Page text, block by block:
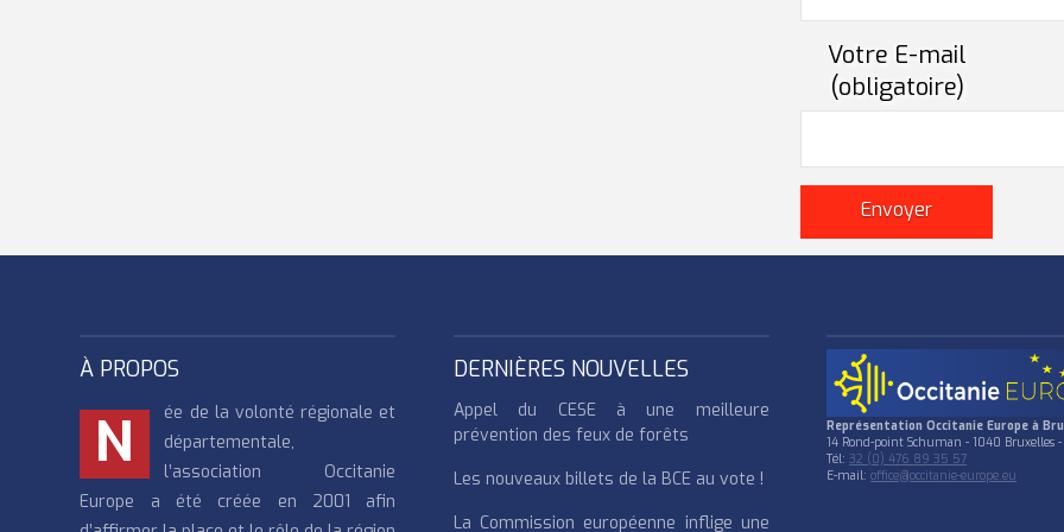
Votre E-mail
(obligatoire)
À PROPOS
N
ée de la volonté régionale et
départementale,
l’association Occitanie
Europe a été créée en 2001 afin
DERNIÈRES NOUVELLES
Appel du CESE à une meilleure
prévention des feux de forêts
Les nouveaux billets de la BCE au vote !
La Commission européenne inflige une
Représentation Occitanie Europe à
14 Rond-point Schuman - 1040 Bruxelles
Tél:32 (0) 476 89 35 57
E-mail:office@occitanie-europe.eu